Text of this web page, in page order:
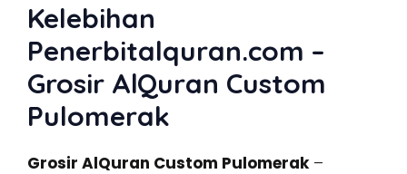
Kelebihan
Penerbitalquran.com –
Grosir AlQuran Custom
Pulomerak
Grosir AlQuran Custom Pulomerak–